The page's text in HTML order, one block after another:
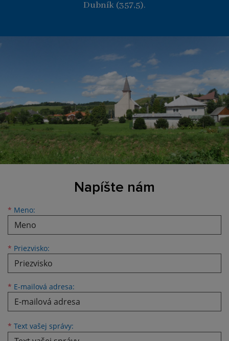
Dubník (357,5).
Napíšte nám
* Meno:
Meno
* Priezvisko:
Priezvisko
* E-mailová adresa:
E-mailová adresa
* Text vašej správy: